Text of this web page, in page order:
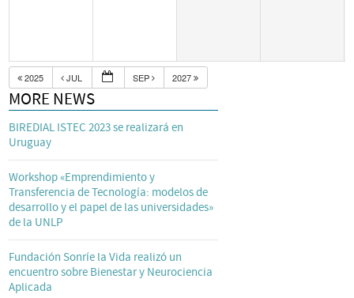
2025 JUL SEP 2027
MORE NEWS
BIREDIAL ISTEC 2023 se realizará en
Uruguay
Workshop «Emprendimiento y
Transferencia de Tecnología: modelos de
desarrollo y el papel de las universidades»
de la UNLP
Fundación Sonríe la Vida realizó un
encuentro sobre Bienestar y Neurociencia
Aplicada